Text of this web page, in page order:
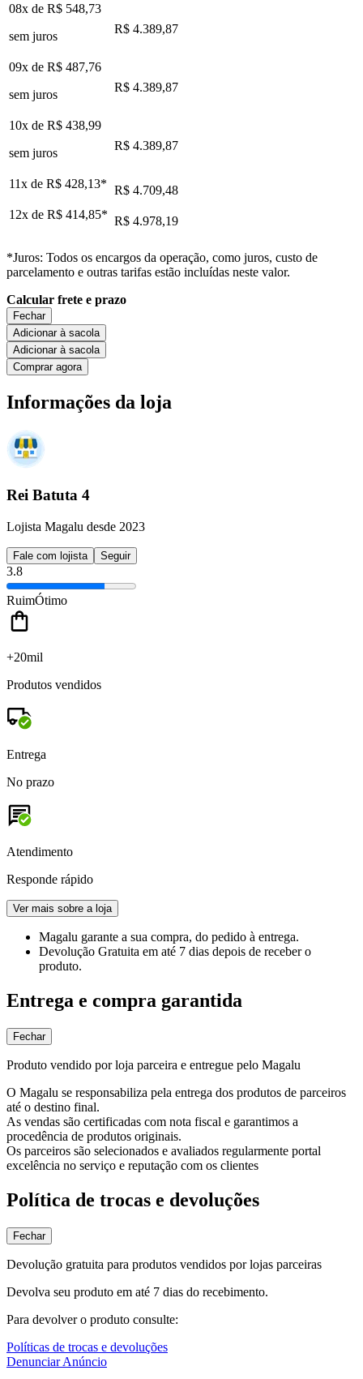
08x de R$ 548,73
sem juros
R$ 4.389,87
09x de R$ 487,76
sem juros
R$ 4.389,87
10x de R$ 438,99
sem juros
R$ 4.389,87
11x de R$ 428,13* R$ 4.709,48
12x de R$ 414,85* R$ 4.978,19
*Juros: Todos os encargos da operação, como juros, custo de
parcelamento e outras tarifas estão incluídas neste valor.
Calcular frete e prazo
Fechar
Adicionar à sacola
Adicionar à sacola
Comprar agora
Informações da loja
Rei Batuta 4
Lojista Magalu desde 2023
Fale com lojista Seguir
3.8
RuimÓtimo
+20mil
Produtos vendidos
Entrega
No prazo
Atendimento
Responde rápido
Ver mais sobre a loja
Magalu garante a sua compra, do pedido à entrega.
Devolução Gratuita em até 7 dias depois de receber o
produto.
Entrega e compra garantida
Fechar
Produto vendido por loja parceira e entregue pelo Magalu
O Magalu se responsabiliza pela entrega dos produtos de parceiros
até o destino final.
As vendas são certificadas com nota fiscal e garantimos a
procedência de produtos originais.
Os parceiros são selecionados e avaliados regularmente portal
excelência no serviço e reputação com os clientes
Política de trocas e devoluções
Fechar
Devolução gratuita para produtos vendidos por lojas parceiras
Devolva seu produto em até 7 dias do recebimento.
Para devolver o produto consulte:
Políticas de trocas e devoluções
Denunciar Anúncio